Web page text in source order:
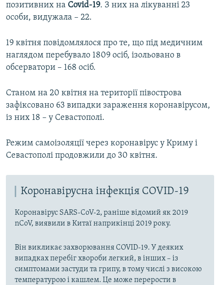
позитивних на Covid-19. З них на лікуванні 23
особи, видужала – 22.
19 квітня повідомлялося про те, що під медичним
наглядом перебувало 1809 осіб, ізольовано в
обсерватори – 168 осіб.
Станом на 20 квітня на території півострова
зафіксовано 63 випадки зараження коронавірусом,
із них 18 – у Севастополі.
Режим самоізоляції через коронавірус у Криму і
Севастополі продовжили до 30 квітня.
Коронавірусна інфекція COVID-19
Коронавірус SARS-CoV-2, раніше відомий як 2019
nCoV, виявили в Китаї наприкінці 2019 року.
Він викликає захворювання COVID-19. У деяких
випадках перебіг хвороби легкий, в інших – із
симптомами застуди та грипу, в тому числі з високою
температурою і кашлем. Це може перерости в